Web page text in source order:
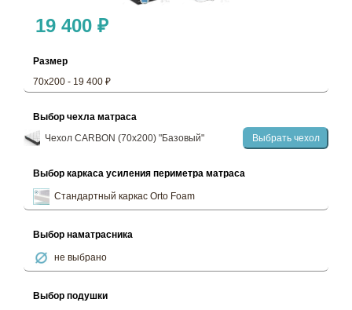
Размер
70х200 - 19 400 ₽
19 400 ₽
Выбор чехла матраса
Чехол CARBON (70х200) "Базовый"
Выбрать чехол
Выбор каркаса усиления периметра матраса
Стандартный каркас Orto Foam
Выбор наматрасника
не выбрано
Выбор подушки